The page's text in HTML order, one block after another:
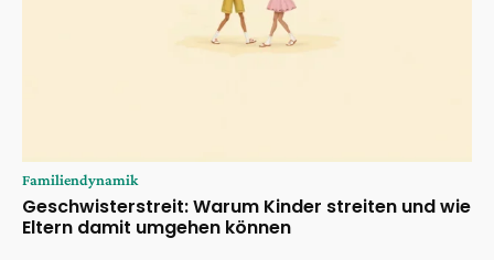
Familiendynamik
Geschwisterstreit: Warum Kinder streiten und wie
Eltern damit umgehen können